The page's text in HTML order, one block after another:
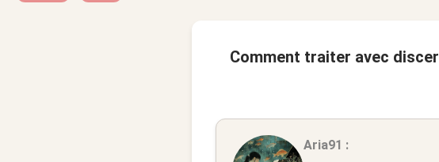
Comment traiter avec
Aria91 :